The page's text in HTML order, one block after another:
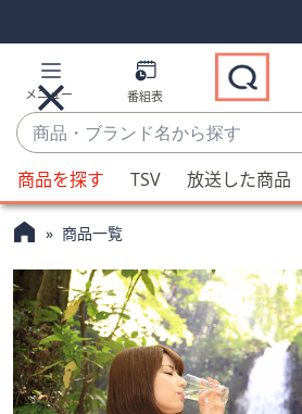
Links
Links2
メニュー 番組表
商
品・
ブ
ラ
ン
名
か
ら
探
す
候
補
が
利
用
可
能
な
場
合、
商品を探す TSV 放送した商品
商品一覧